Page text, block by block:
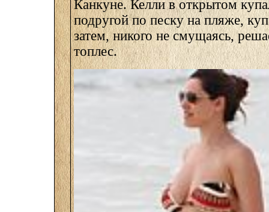
Канкуне. Келли в открытом
подругой по песку на пляже,
затем, никого не смущаясь,
топлес.